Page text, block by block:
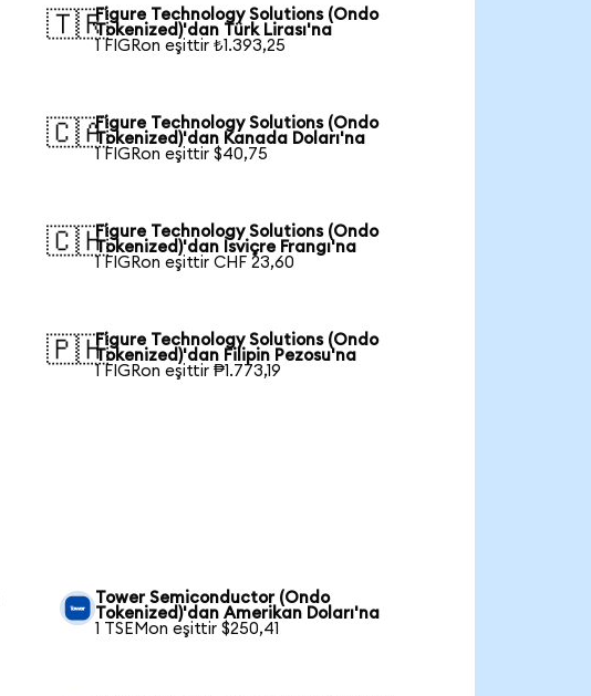
🇹🇷Figure Technology Solutions (Ondo
Tokenized)'dan Türk Lirası'na
1 FIGRon eşittir ₺1.393,25
🇨🇦Figure Technology Solutions (Ondo
Tokenized)'dan Kanada Doları'na
1 FIGRon eşittir $40,75
🇨🇭Figure Technology Solutions (Ondo
Tokenized)'dan İsviçre Frangı'na
1 FIGRon eşittir CHF 23,60
🇵🇭Figure Technology Solutions (Ondo
Tokenized)'dan Filipin Pezosu'na
1 FIGRon eşittir ₱1.773,19
Tower Semiconductor (Ondo
Tokenized)'dan Amerikan Doları'na
1 TSEMon eşittir $250,41